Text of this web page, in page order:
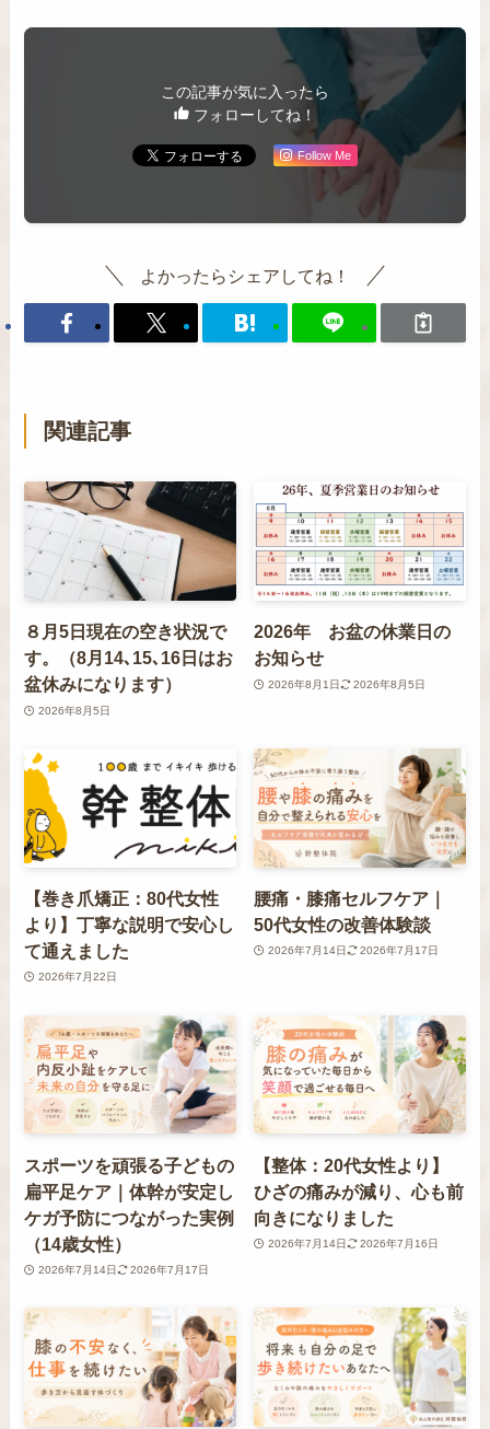
この記事が気に入ったら
フォローしてね！
Follow Me
よかったらシェアしてね！
関連記事
８月5日現在の空き状況で
す。（8月14､15､16日はお
盆休みになります）
2026年8月5日
2026年 お盆の休業日の
お知らせ
2026年8月1日 2026年8月5日
【巻き爪矯正：80代女性
より】丁寧な説明で安心し
て通えました
2026年7月22日
腰痛・膝痛セルフケア｜
50代女性の改善体験談
2026年7月14日 2026年7月17日
スポーツを頑張る子どもの
扁平足ケア｜体幹が安定し
ケガ予防につながった実例
（14歳女性）
2026年7月14日 2026年7月17日
【整体：20代女性より】
ひざの痛みが減り、心も前
向きになりました
2026年7月14日 2026年7月16日